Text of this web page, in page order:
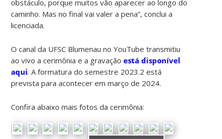
obstáculo, porque muitos vão aparecer ao longo do
caminho. Mas no final vai valer a pena”, conclui a
licenciada.
O canal da UFSC Blumenau no YouTube transmitiu
ao vivo a cerimônia e a gravaçãoestá disponível
aqui. A formatura do semestre 2023.2 está
prevista para acontecer em março de 2024.
Confira abaixo mais fotos da cerimônia: